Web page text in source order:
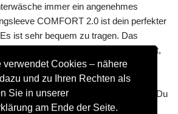
immer ein angenehmes
COMFORT 2.0 ist dein perfekter
ist sehr bequem zu tragen. Das
ist seamless verarbeitet. Dies bedeutet,
Druckstellen beim Sport
steht bei dem Longsleeve COMFORT
bei großer Anstrengung bewahrst Du
JAKO ist bekannt für eine
verwendet Cookies – nähere
und zu Ihren Rechten als
Sie in unserer
am Ende der Seite.